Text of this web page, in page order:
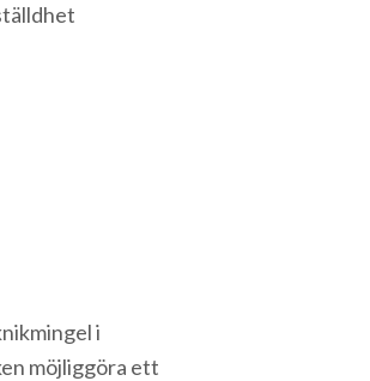
i
möjliggöra ett